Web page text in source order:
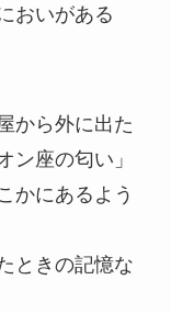
がある
から外に出た
ン座の匂い」
かにあるよう
ときの記憶な